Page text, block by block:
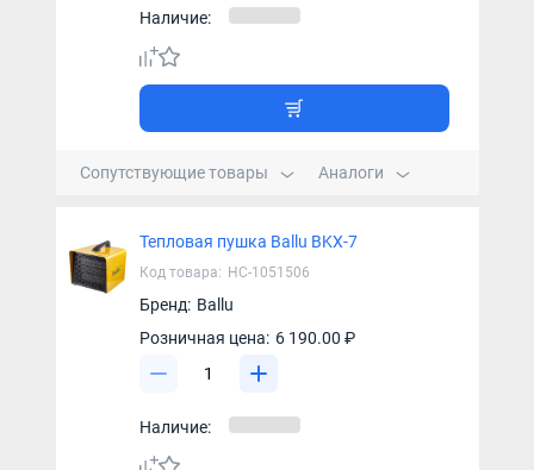
Наличие:
Сопутствующие товары Аналоги
Тепловая пушка Ballu BKX-7
Код товара: НС-1051506
Бренд: Ballu
Розничная цена: 6 190.00 ₽
Наличие: